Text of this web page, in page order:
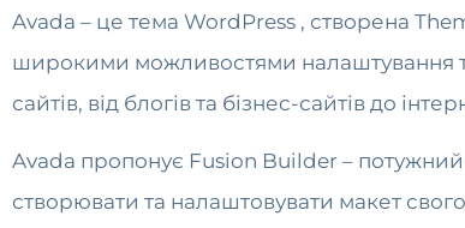
Avada – це тема WordPress , створена
широкими можливостями налаштування
сайтів, від блогів та бізнес-сайтів до
Avada пропонує Fusion Builder – потужний
створювати та налаштовувати макет